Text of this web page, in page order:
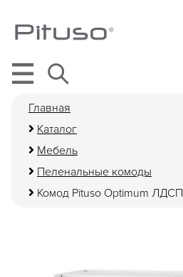
Главная
Каталог
Мебель
Пеленальные комоды
Комод Pituso Optimum ЛДСП